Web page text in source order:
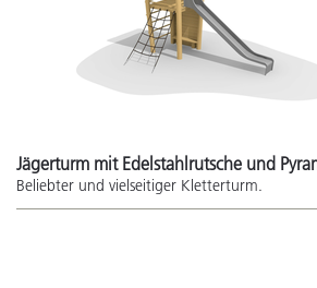
Jägerturm mit Edelstahlrutsche und
Beliebter und vielseitiger Kletterturm.